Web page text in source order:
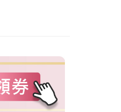
確認頁面所載為準。
通過，訂單將自動取
你分期系統評分，恕
月結算日後寄送繳費提